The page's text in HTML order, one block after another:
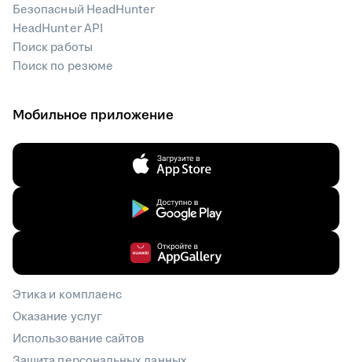
Безопасный HeadHunter
HeadHunter API
Поиск работы
Поиск по резюме
Мобильное приложение
Этика и комплаенс
Оказание услуг
Использование сайтов